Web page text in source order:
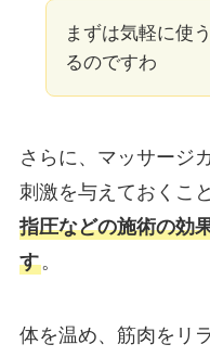
まずは気軽に使
るのですわ
さらに、マッサージ
刺激を与えておくこ
指圧などの施術の効
す。
体を温め、筋肉をリ